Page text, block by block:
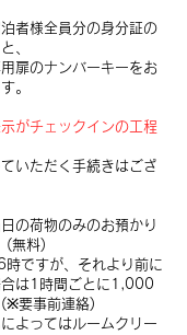
者様全員分の身分証の
、
扉のナンバーキーをお
。
がチェックインの工程
いただく手続きはござ
の荷物のみのお預かり
(無料)
ですが、それより前に
合は1時間ごとに1,000
(※要事前連絡)
よってはルームクリー